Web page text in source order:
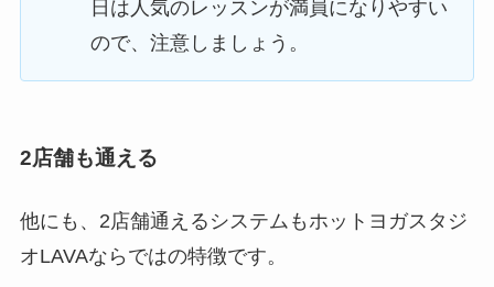
日は人気のレッスンが満員になりやすい
ので、注意しましょう。
2店舗も通える
他にも、2店舗通えるシステムもホットヨガスタジ
オLAVAならではの特徴です。